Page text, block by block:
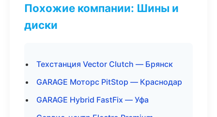
Похожие компании: Шины и
диски
Техстанция Vector Clutch — Брянск
GARAGE Моторс PitStop — Краснодар
GARAGE Hybrid FastFix — Уфа